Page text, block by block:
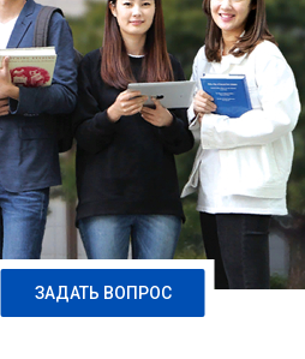
ЗАДАТЬ ВОПРОС